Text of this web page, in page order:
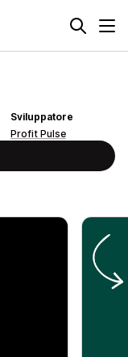
Sviluppatore
Profit Pulse